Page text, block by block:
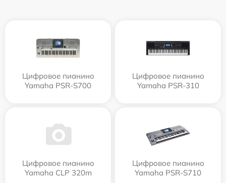
Цифровое пианино
Yamaha PSR-S700
Цифровое пианино
Yamaha PSR-310
Цифровое пианино
Yamaha CLP 320m
Цифровое пианино
Yamaha PSR-S710